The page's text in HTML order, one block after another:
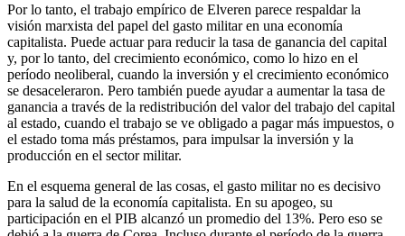
Por lo tanto, el trabajo empírico de Elveren parece respaldar la
visión marxista del papel del gasto militar en una economía
capitalista. Puede actuar para reducir la tasa de ganancia del capital
y, por lo tanto, del crecimiento económico, como lo hizo en el
período neoliberal, cuando la inversión y el crecimiento económico
se desaceleraron. Pero también puede ayudar a aumentar la tasa de
ganancia a través de la redistribución del valor del trabajo del capital
al estado, cuando el trabajo se ve obligado a pagar más impuestos, o
el estado toma más préstamos, para impulsar la inversión y la
producción en el sector militar.
En el esquema general de las cosas, el gasto militar no es decisivo
para la salud de la economía capitalista. En su apogeo, su
participación en el PIB alcanzó un promedio del 13%. Pero eso se